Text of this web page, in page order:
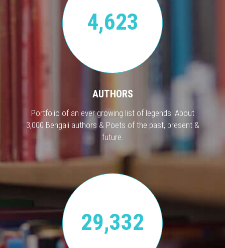
4,623
AUTHORS
Portfolio of an ever growing list of legends. About
3,000 Bengali authors & Poets of the past, present &
future.
29,332